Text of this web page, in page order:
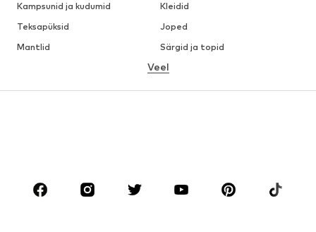
Kampsunid ja kudumid
Kleidid
Teksapüksid
Joped
Mantlid
Särgid ja topid
Pesu
Seelikud
Pluusid ja tuunikad
Aksessuaarid
Premium
Veel